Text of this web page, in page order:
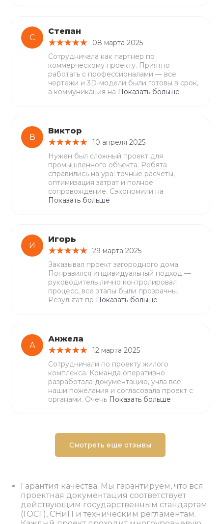
С
Степан
08 марта 2025
Сотрудничала как партнер по
коммерческому проекту. Приятно
работать с профессионалами — все
чертежи и 3D-модели были готовы в срок,
а коммуникация на Показать больше
В
Виктор
10 апреля 2025
Нужен был сложный проект для
промышленного объекта. Ребята
справились на ура: точные расчеты,
оптимизация затрат и полное
сопровождение. Сэкономили на
Показать больше
И
Игорь
29 марта 2025
Заказывал проект загородного дома.
Понравился индивидуальный подход —
руководитель лично контролировал
процесс, все этапы были прозрачны.
Результат пр Показать больше
А
Анжела
12 марта 2025
Сотрудничали по проекту жилого
комплекса. Команда оперативно
разработала документацию, учла все
наши пожелания и согласовала проект с
органами. Очень Показать больше
Смотреть еще отзывы
Гарантия качества: Мы гарантируем, что вся
проектная документация соответствует
действующим государственным стандартам
(ГОСТ), СНиП и техническим регламентам.